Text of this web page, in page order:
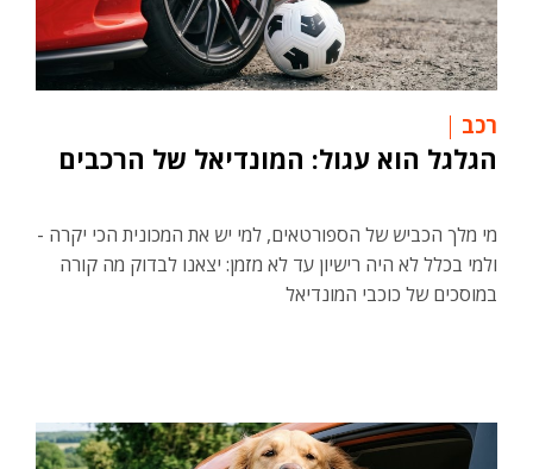
רכב
הגלגל הוא עגול: המונדיאל של הרכבים
מי מלך הכביש של הספורטאים, למי יש את המכונית הכי יקרה -
ולמי בכלל לא היה רישיון עד לא מזמן: יצאנו לבדוק מה קורה
במוסכים של כוכבי המונדיאל